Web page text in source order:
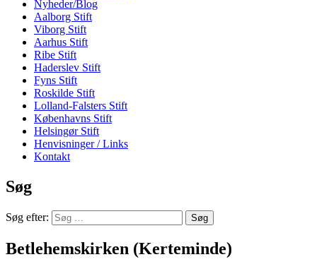
Nyheder/Blog
Aalborg Stift
Viborg Stift
Aarhus Stift
Ribe Stift
Haderslev Stift
Fyns Stift
Roskilde Stift
Lolland-Falsters Stift
Københavns Stift
Helsingør Stift
Henvisninger / Links
Kontakt
Søg
Søg efter:
Betlehemskirken (Kerteminde)